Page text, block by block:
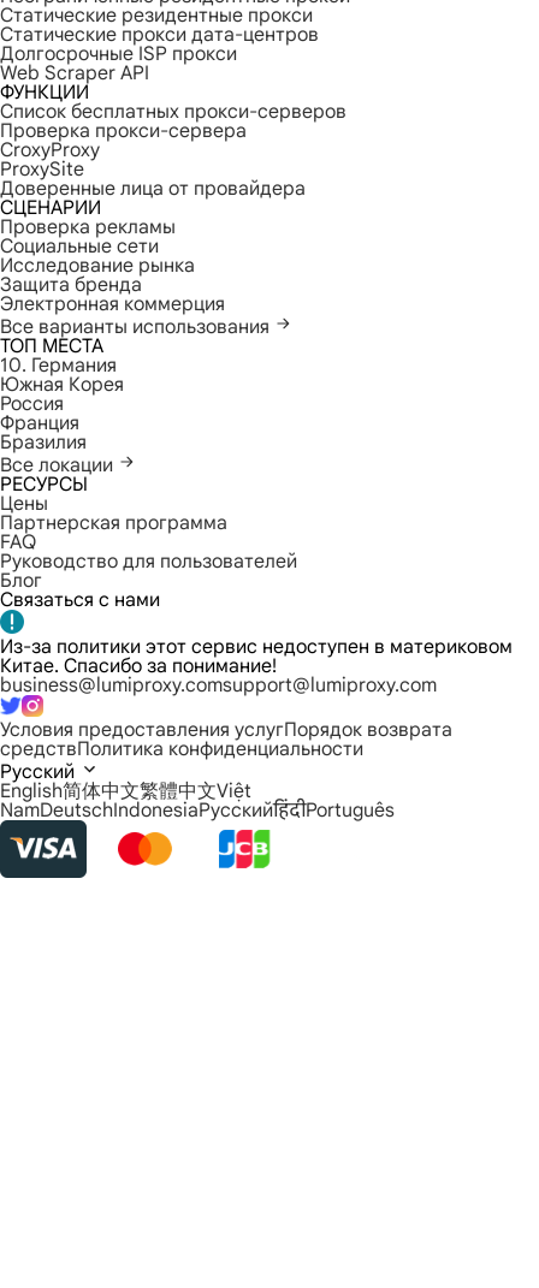
Статические резидентные прокси
Статические прокси дата-центров
Долгосрочные ISP прокси
Web Scraper API
ФУНКЦИИ
Список бесплатных прокси-серверов
Проверка прокси-сервера
CroxyProxy
ProxySite
Доверенные лица от провайдера
СЦЕНАРИИ
Проверка рекламы
Социальные сети
Исследование рынка
Защита бренда
Электронная коммерция
Все варианты использования
ТОП МЕСТА
10. Германия
Южная Корея
Россия
Франция
Бразилия
Все локации
РЕСУРСЫ
Цены
Партнерская программа
FAQ
Руководство для пользователей
Блог
Связаться с нами
Из-за политики этот сервис недоступен в материковом
Китае. Спасибо за понимание!
business@lumiproxy.comsupport@lumiproxy.com
Условия предоставления услугПорядок возврата
средствПолитика конфиденциальности
Русский
English简体中文繁體中文Việt
NamDeutschIndonesiaРусскийहिंदीPortuguês